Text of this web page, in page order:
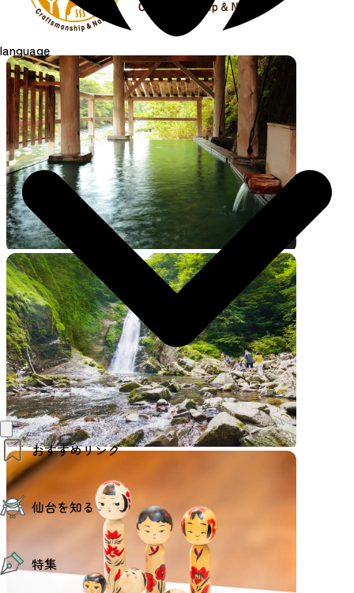
language
おすすめリンク
仙台夜時間
モデルコース
エリアガイド
お知らせ
お得なチケット
仙台を知る
仙台の魅力
エリアガイド
復興に向けて
特集